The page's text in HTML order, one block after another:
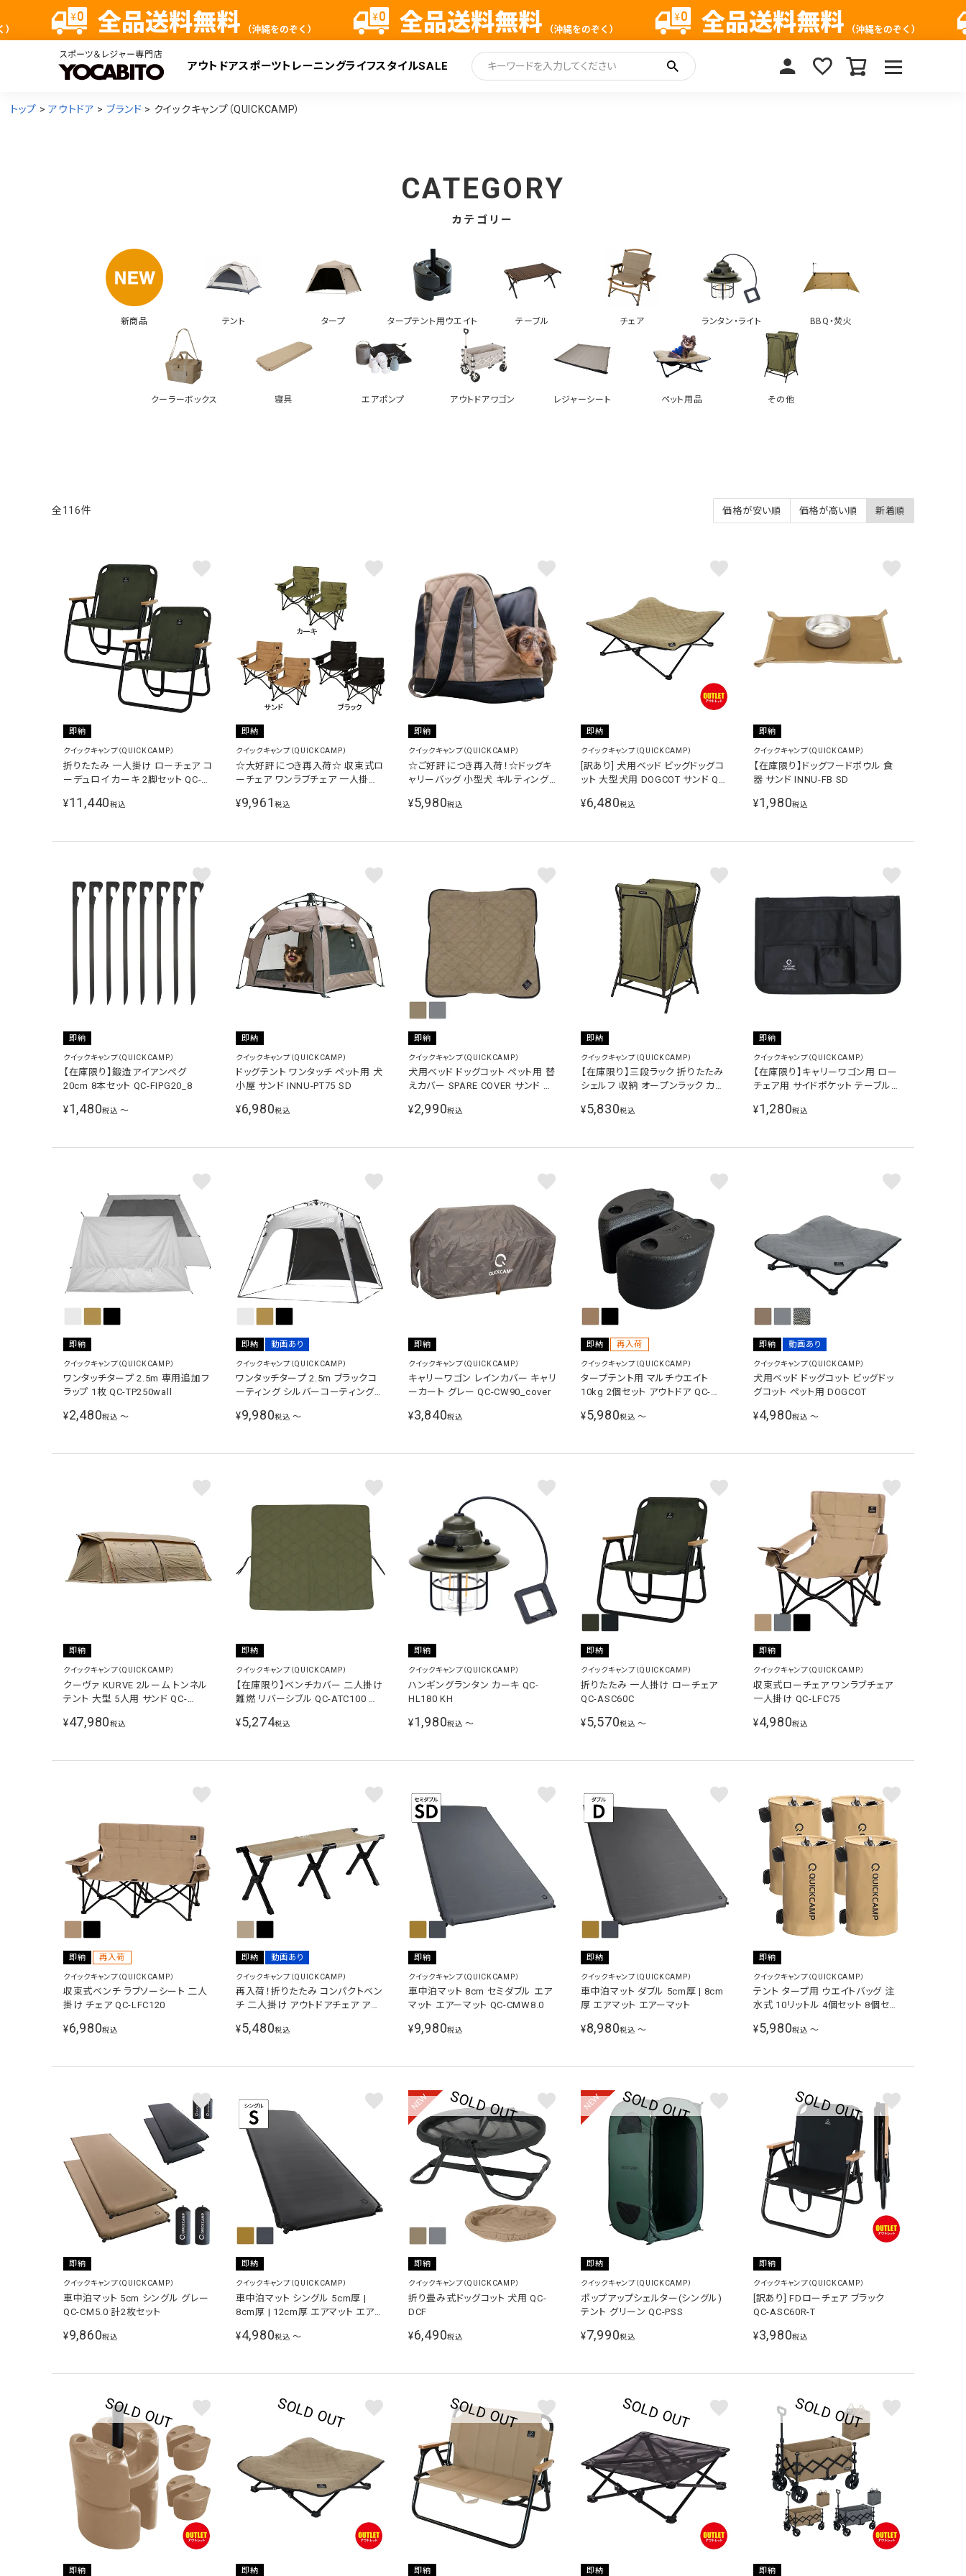
アウトドアスポーツ トレーニングライフスタイルSALE
検索
トップ アウトドア ブランド クイックキャンプ（QUICKCAMP）
CATEGORY
カテゴリー
新商品 テント タープ タープテント用ウエイト テーブル チェア ランタン・ライト BBQ・焚火
クーラーボックス 寝具 エアポンプ アウトドアワゴン レジャーシート ペット用品 その他
価格が安い順 価格が高い順 新着順
116
即納
クイックキャンプ（QUICKCAMP）
折りたたみ 一人掛け ローチェア コ
ーデュロイ カーキ 2脚セット QC-
¥11,440税込
即納
クイックキャンプ（QUICKCAMP）
☆大好評につき再入荷☆ 収束式ロ
ーチェア ワンラブチェア 一人掛け
¥9,961税込
即納
クイックキャンプ（QUICKCAMP）
☆ご好評につき再入荷！☆ドッグキ
ャリーバッグ 小型犬 キルティング
¥5,980税込
即納
クイックキャンプ（QUICKCAMP）
[訳あり] 犬用ベッド ビッグドッグコ
ット 大型犬用 DOGCOT サンド QC-
¥6,480税込
即納
クイックキャンプ（QUICKCAMP）
【在庫限り】ドッグフードボウル 食
器 サンド INNU-FB SD
¥1,980税込
即納
クイックキャンプ（QUICKCAMP）
【在庫限り】鍛造アイアンペグ
20cm 8本セット QC-FIPG20_8
¥1,480税込 〜
即納
クイックキャンプ（QUICKCAMP）
ドッグテント ワンタッチ ペット用 犬
小屋 サンド INNU-PT75 SD
¥6,980税込
即納
クイックキャンプ（QUICKCAMP）
犬用ベッド ドッグコット ペット用 替
えカバー SPARE COVER サンド グ
¥2,990税込
即納
クイックキャンプ（QUICKCAMP）
【在庫限り】三段ラック 折りたたみ
シェルフ 収納 オープンラック カー
¥5,830税込
即納
クイックキャンプ（QUICKCAMP）
【在庫限り】キャリーワゴン用 ロー
チェア用 サイドポケット テーブルア
¥1,280税込
即納
クイックキャンプ（QUICKCAMP）
ワンタッチタープ 2.5m 専用追加フ
ラップ 1枚 QC-TP250wall
¥2,480税込 〜
即納 動画あり
クイックキャンプ（QUICKCAMP）
ワンタッチタープ 2.5m ブラックコ
ーティング シルバーコーティング
プール 海 川 QC-TPI250
¥9,980税込 〜
即納
クイックキャンプ（QUICKCAMP）
キャリーワゴン レインカバー キャリ
ーカート グレー QC-CW90_cover
¥3,840税込
即納 再入荷
クイックキャンプ（QUICKCAMP）
タープテント用 マルチウエイト
10kg 2個セット アウトドア QC-
¥5,980税込 〜
即納 動画あり
クイックキャンプ（QUICKCAMP）
犬用ベッド ドッグコット ビッグドッ
グコット ペット用 DOGCOT
¥4,980税込 〜
即納
クイックキャンプ（QUICKCAMP）
クーヴァ KURVE 2ルーム トンネル
テント 大型 5人用 サンド QC-
¥47,980税込
即納
クイックキャンプ（QUICKCAMP）
【在庫限り】ベンチカバー 二人掛け
難燃 リバーシブル QC-ATC100 用
¥5,274税込
即納
クイックキャンプ（QUICKCAMP）
ハンギングランタン カーキ QC-
HL180 KH
¥1,980税込 〜
即納
クイックキャンプ（QUICKCAMP）
折りたたみ 一人掛け ローチェア
QC-ASC60C
¥5,570税込 〜
即納
クイックキャンプ（QUICKCAMP）
収束式ローチェア ワンラブチェア
一人掛け QC-LFC75
¥4,980税込
即納 再入荷
クイックキャンプ（QUICKCAMP）
収束式ベンチ ラブソーシート 二人
掛け チェア QC-LFC120
¥6,980税込
即納 動画あり
クイックキャンプ（QUICKCAMP）
再入荷！折りたたみ コンパクトベン
チ 二人掛け アウトドアチェア アウ
2人用 QC-FB110
¥5,480税込
即納
クイックキャンプ（QUICKCAMP）
車中泊マット 8cm セミダブル エア
マット エアーマット QC-CMW8.0
¥9,980税込
即納
クイックキャンプ（QUICKCAMP）
車中泊マット ダブル 5cm厚 | 8cm
厚 エアマット エアーマット
¥8,980税込 〜
即納
クイックキャンプ（QUICKCAMP）
テント タープ用 ウエイトバッグ 注
水式 10リットル 4個セット 8個セッ
¥5,980税込 〜
即納
クイックキャンプ（QUICKCAMP）
車中泊マット 5cm シングル グレー
QC-CM5.0 計2枚セット
¥9,860税込
即納
クイックキャンプ（QUICKCAMP）
車中泊マット シングル 5cm厚 |
8cm厚 | 12cm厚 エアマット エアー
¥4,980税込 〜
NEW
即納
クイックキャンプ（QUICKCAMP）
折り畳み式ドッグコット 犬用 QC-
DCF
¥6,490税込
NEW
即納
クイックキャンプ（QUICKCAMP）
ポップアップシェルター(シングル)
テント グリーン QC-PSS
¥7,990税込
即納
クイックキャンプ（QUICKCAMP）
[訳あり] FDローチェア ブラック
QC-ASC60R-T
¥3,980税込
即納 即納 即納 即納 即納